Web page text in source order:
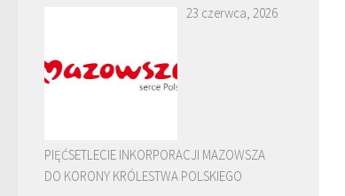
23 czerwca, 2026
PIĘĆSETLECIE INKORPORACJI MAZOWSZA
DO KORONY KRÓLESTWA POLSKIEGO